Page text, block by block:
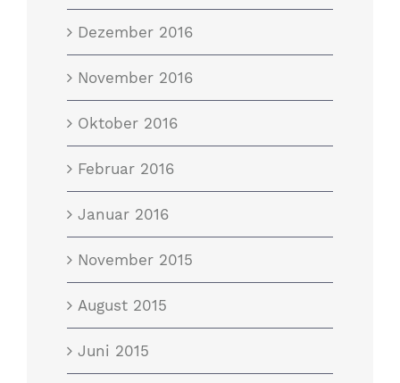
Dezember 2016
November 2016
Oktober 2016
Februar 2016
Januar 2016
November 2015
August 2015
Juni 2015